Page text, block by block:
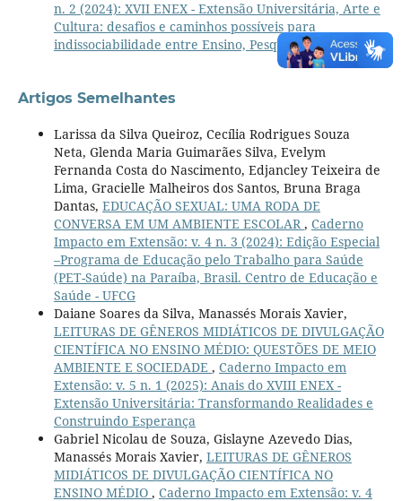
n. 2 (2024): XVII ENEX - Extensão Universitária, Arte e
Cultura: desafios e caminhos possíveis para
indissociabilidade entre Ensino, Pesquisa e Extensão
Artigos Semelhantes
Larissa da Silva Queiroz, Cecília Rodrigues Souza
Neta, Glenda Maria Guimarães Silva, Evelym
Fernanda Costa do Nascimento, Edjancley Teixeira de
Lima, Gracielle Malheiros dos Santos, Bruna Braga
Dantas, EDUCAÇÃO SEXUAL: UMA RODA DE
CONVERSA EM UM AMBIENTE ESCOLAR , Caderno
Impacto em Extensão: v. 4 n. 3 (2024): Edição Especial
–Programa de Educação pelo Trabalho para Saúde
(PET-Saúde) na Paraíba, Brasil. Centro de Educação e
Saúde - UFCG
Daiane Soares da Silva, Manassés Morais Xavier,
LEITURAS DE GÊNEROS MIDIÁTICOS DE DIVULGAÇÃO
CIENTÍFICA NO ENSINO MÉDIO: QUESTÕES DE MEIO
AMBIENTE E SOCIEDADE , Caderno Impacto em
Extensão: v. 5 n. 1 (2025): Anais do XVIII ENEX -
Extensão Universitária: Transformando Realidades e
Construindo Esperança
Gabriel Nicolau de Souza, Gislayne Azevedo Dias,
Manassés Morais Xavier, LEITURAS DE GÊNEROS
MIDIÁTICOS DE DIVULGAÇÃO CIENTÍFICA NO
ENSINO MÉDIO , Caderno Impacto em Extensão: v. 4